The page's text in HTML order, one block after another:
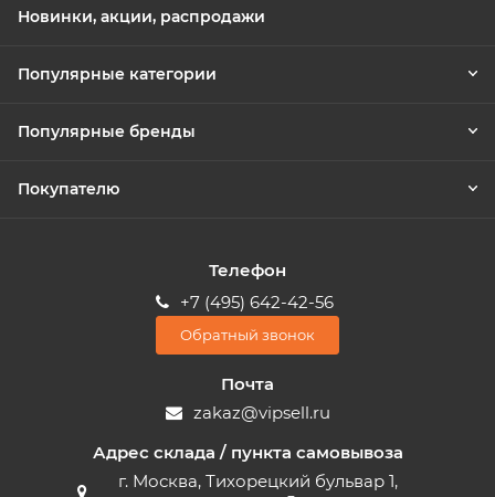
Новинки, акции, распродажи
Популярные категории
Популярные бренды
Покупателю
Телефон
+7 (495) 642-42-56
Обратный звонок
Почта
zakaz@vipsell.ru
Адрес склада / пункта самовывоза
г. Москва, Тихорецкий бульвар 1,